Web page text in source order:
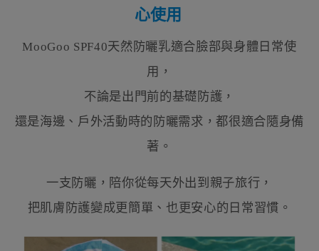
心使用
MooGoo SPF40天然防曬乳適合臉部與身體日常使
用，
不論是出門前的基礎防護，
還是海邊、戶外活動時的防曬需求，都很適合隨身備
著。
一支防曬，陪你從每天外出到親子旅行，
把肌膚防護變成更簡單、也更安心的日常習慣。